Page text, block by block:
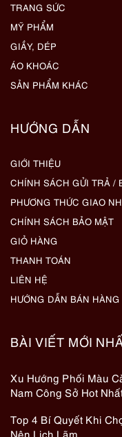
TRANG SỨC
MỸ PHẨM
GIẦY, DÉP
ÁO KHOÁC
SẢN PHẨM KHÁC
HƯỚNG DẪN
GIỚI THIỆU
CHÍNH SÁCH GỬI TRẢ /
PHƯƠNG THỨC GIAO
CHÍNH SÁCH BẢO MẬT
GIỎ HÀNG
THANH TOÁN
LIÊN HỆ
HƯỚNG DẪN BÁN
BÀI VIẾT MỚI
Xu Hướng Phối Màu
Nam Công Sở Hot
Top 4 Bí Quyết Khi
Nên Lịch Lãm